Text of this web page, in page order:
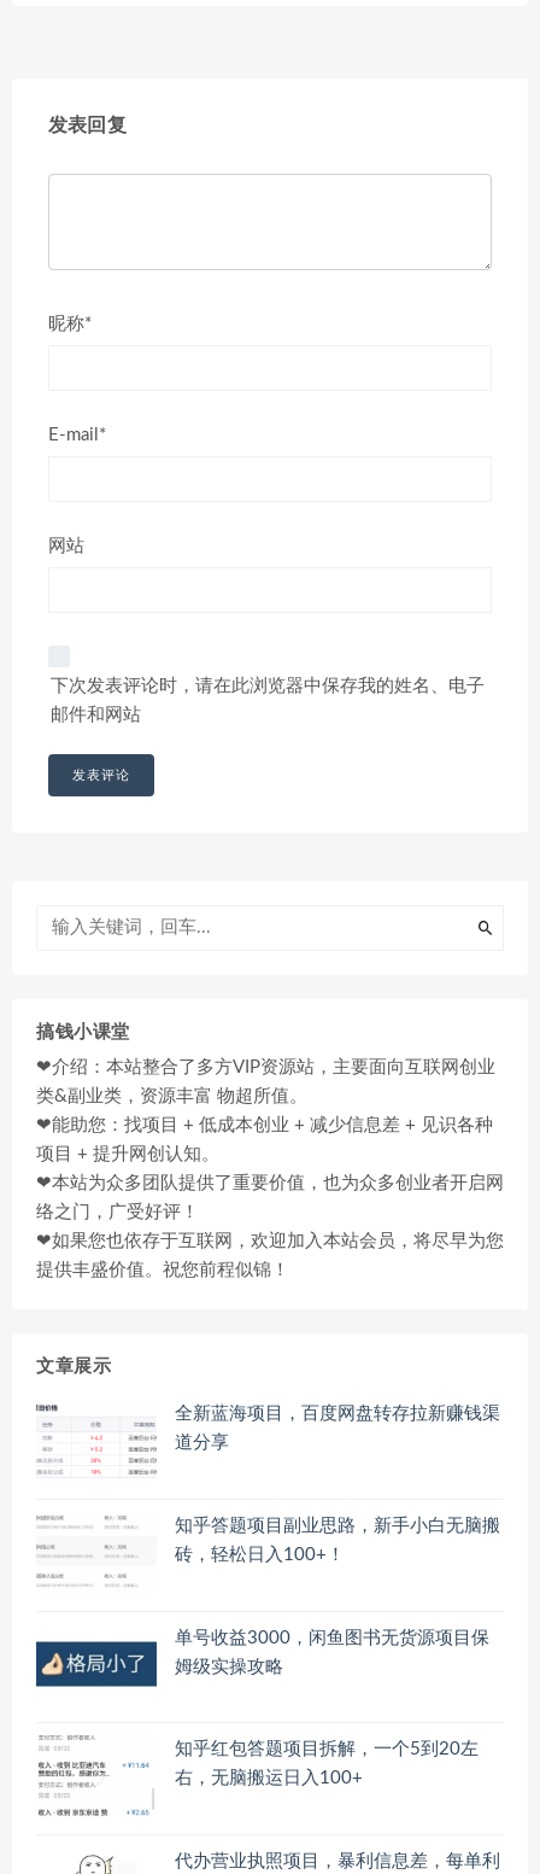
发表回复
昵称*
E-mail*
网站
下次发表评论时，请在此浏览器中保存我的姓名、电子
邮件和网站
搞钱小课堂
❤介绍：本站整合了多方VIP资源站，主要面向互联网创业
类&副业类，资源丰富 物超所值。
❤能助您：找项目 + 低成本创业 + 减少信息差 + 见识各种
项目 + 提升网创认知。
❤本站为众多团队提供了重要价值，也为众多创业者开启网
络之门，广受好评！
❤如果您也依存于互联网，欢迎加入本站会员，将尽早为您
提供丰盛价值。祝您前程似锦！
文章展示
全新蓝海项目，百度网盘转存拉新赚钱渠
道分享
知乎答题项目副业思路，新手小白无脑搬
砖，轻松日入100+！
单号收益3000，闲鱼图书无货源项目保
姆级实操攻略
知乎红包答题项目拆解，一个5到20左
右，无脑搬运日入100+
代办营业执照项目，暴利信息差，每单利